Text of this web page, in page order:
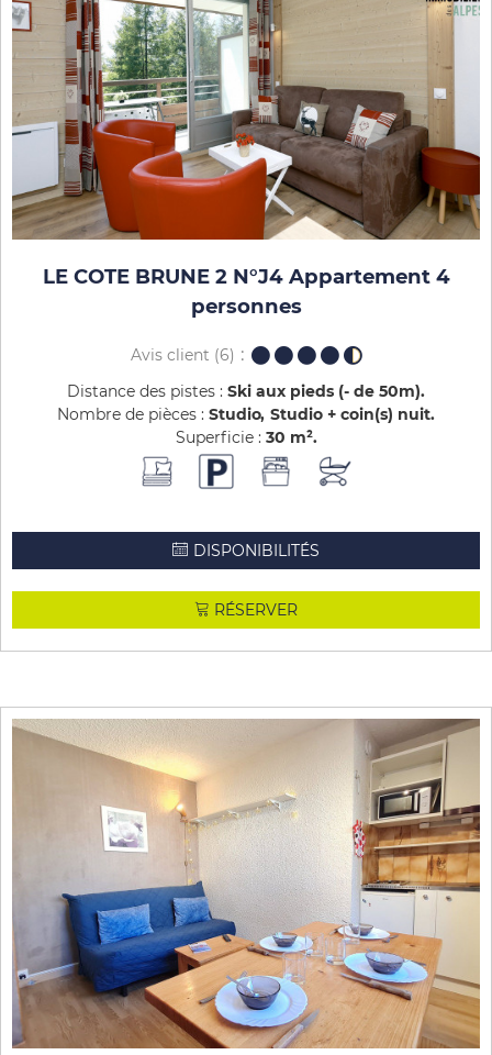
LE COTE BRUNE 2 N°J4 Appartement 4
personnes
Avis client (6)
Distance des pistes : Ski aux pieds (- de 50m)
Nombre de pièces : Studio Studio + coin(s) nuit
Superficie : 30 m²
DISPONIBILITÉS
RÉSERVER